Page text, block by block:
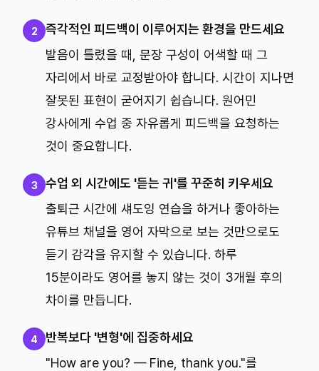
2
즉각적인 피드백이 이루어지는 환경을 만드세요
발음이 틀렸을 때, 문장 구성이 어색할 때 그
자리에서 바로 교정받아야 합니다. 시간이 지나면
잘못된 표현이 굳어지기 쉽습니다. 원어민
강사에게 수업 중 자유롭게 피드백을 요청하는
것이 중요합니다.
3
수업 외 시간에도 '듣는 귀'를 꾸준히 키우세요
출퇴근 시간에 섀도잉 연습을 하거나 좋아하는
유튜브 채널을 영어 자막으로 보는 것만으로도
듣기 감각을 유지할 수 있습니다. 하루
15분이라도 영어를 놓지 않는 것이 3개월 후의
차이를 만듭니다.
4
반복보다 '변형'에 집중하세요
"How are you? — Fine, thank you."를